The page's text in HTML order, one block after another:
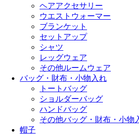
ヘアアクセサリー
ウエストウォーマー
ブランケット
セットアップ
シャツ
レッグウェア
その他ルームウェア
バッグ・財布・小物入れ
トートバッグ
ショルダーバッグ
ハンドバッグ
その他バッグ・財布・小物
帽子